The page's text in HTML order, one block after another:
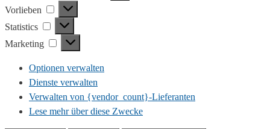
Vorlieben
Vorlieben
Statistics
Statistics
Marketing
Marketing
Optionen verwalten
Dienste verwalten
Verwalten von {vendor_count}-Lieferanten
Lese mehr über diese Zwecke